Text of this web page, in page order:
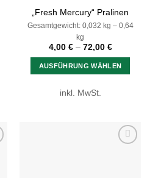
„Fresh Mercury“ Pralinen
Gesamtgewicht: 0,032 kg – 0,64
kg
4,00 €– 72,00 €
AUSFÜHRUNG WÄHLEN
Produkt
inkl. MwSt.